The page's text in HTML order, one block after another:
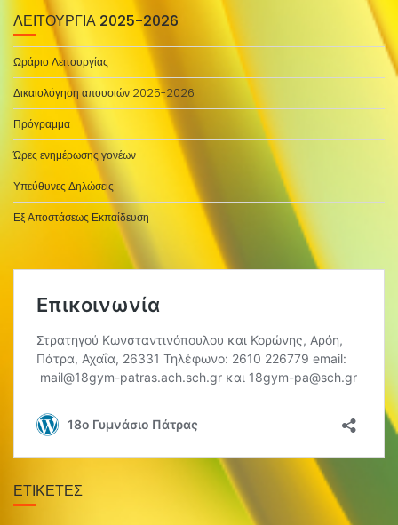
ΛΕΙΤΟΥΡΓΊΑ 2025-2026
Ωράριο Λειτουργίας
Δικαιολόγηση απουσιών 2025-2026
Πρόγραμμα
Ώρες ενημέρωσης γονέων
Υπεύθυνες Δηλώσεις
Εξ Αποστάσεως Εκπαίδευση
ΕΤΙΚΈΤΕΣ